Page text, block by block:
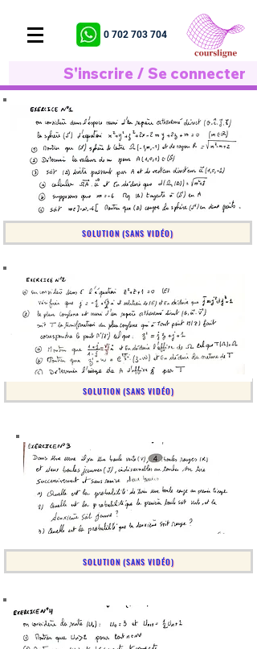
0 702 703 704
S'inscrire / Se connecter
SOLUTION (SANS VIDÉO)
SOLUTION (SANS VIDÉO)
SOLUTION (SANS VIDÉO)